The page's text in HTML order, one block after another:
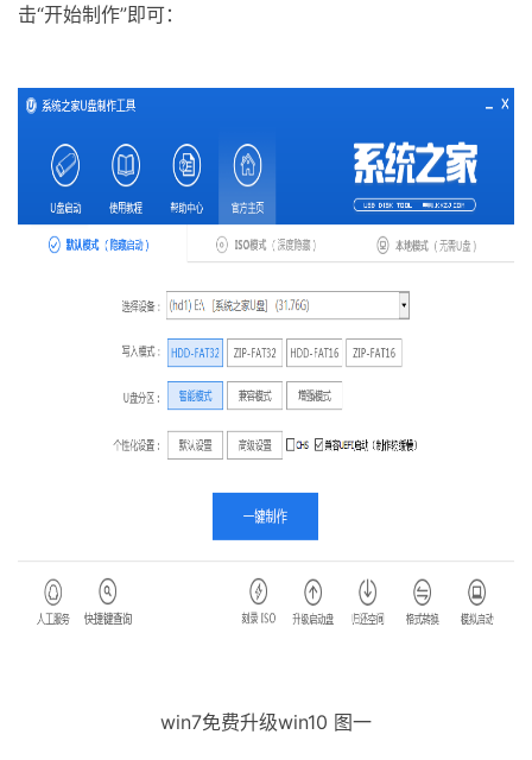
击“开始制作”即可：
win7免费升级win10 图一